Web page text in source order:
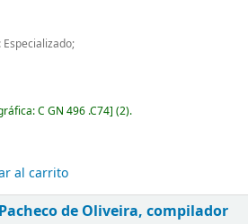
Especializado;
C GN 496 .C74 (2).
al carrito
de Oliveira, compilador